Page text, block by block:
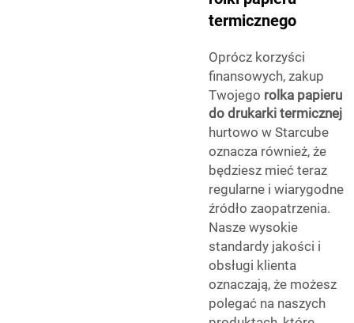
termicznego
Oprócz korzyści
finansowych, zakup
Twojego rolka papieru
do drukarki termicznej
hurtowo w Starcube
oznacza również, że
będziesz mieć teraz
regularne i wiarygodne
źródło zaopatrzenia.
Nasze wysokie
standardy jakości i
obsługi klienta
oznaczają, że możesz
polegać na naszych